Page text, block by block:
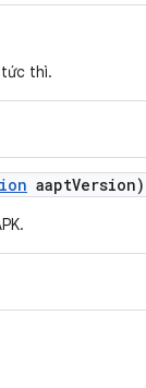
thì.
aaptVersion)